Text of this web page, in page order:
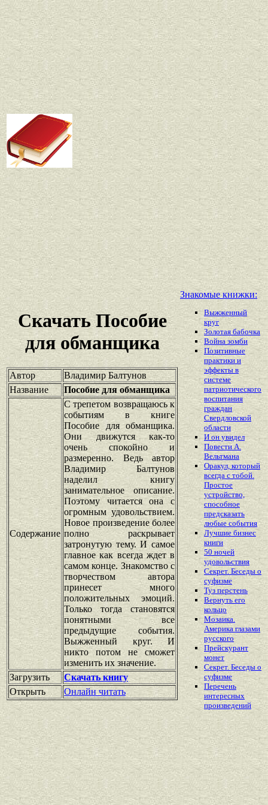
Скачать Пособие
для обманщика
Автор
Владимир Балтунов
Название
Пособие для обманщика
Содержание
С трепетом возвращаюсь к
событиям в книге
Пособие для обманщика.
Они движутся как-то
очень спокойно и
размеренно. Ведь автор
Владимир Балтунов
наделил книгу
занимательное описание.
Поэтому читается она с
огромным удовольствием.
Новое произведение более
полно раскрывает
затронутую тему. И самое
главное как всегда ждет в
самом конце. Знакомство с
творчеством автора
принесет много
положительных эмоций.
Только тогда становятся
понятными все
предыдущие события.
Выжженный круг. И
никто потом не сможет
изменить их значение.
Загрузить
Скачать книгу
Открыть
Онлайн читать
Знакомые книжки:
Выжженный
круг
Золотая бабочка
Война зомби
Позитивные
практики и
эффекты в
системе
патриотического
воспитания
граждан
Свердловской
области
И он увидел
Повести А.
Вельтмана
Оракул, который
всегда с тобой.
Простое
устройство,
способное
предсказать
любые события
Лучшие бизнес
книги
50 ночей
удовольствия
Секрет. Беседы о
суфизме
Туз перстень
Вернуть его
кольцо
Мозаика.
Америка глазами
русского
Прейскурант
монет
Секрет. Беседы о
суфизме
Перечень
интересных
произведений